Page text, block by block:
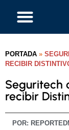
PORTADA »
RECIBIR
Seguritech
recibir
POR: